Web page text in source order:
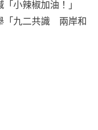
小辣椒加油！」
「九二共識　兩岸和